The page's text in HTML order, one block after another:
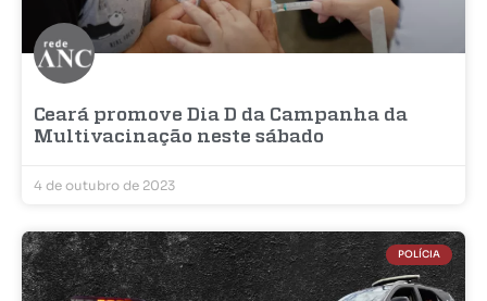
Ceará promove Dia D da Campanha da
Multivacinação neste sábado
4 de outubro de 2023
POLÍCIA